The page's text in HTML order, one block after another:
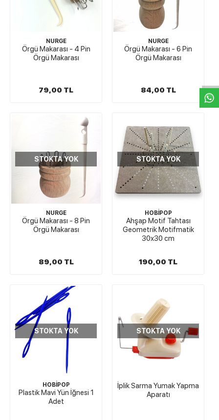
NURGE
Örgü Makarası - 4 Pin
Örgü Makarası
79,00 TL
NURGE
Örgü Makarası - 6 Pin
Örgü Makarası
84,00 TL
STOKTA YOK
NURGE
Örgü Makarası - 8 Pin
Örgü Makarası
89,00 TL
STOKTA YOK
HOBİPOP
Ahşap Motif Tahtası
Geometrik Motifmatik
30x30 cm
190,00 TL
STOKTA YOK
HOBİPOP
Plastik Mavi Yün İğnesi 1
Adet
STOKTA YOK
İplik Sarma Yumak Yapma
Aparatı